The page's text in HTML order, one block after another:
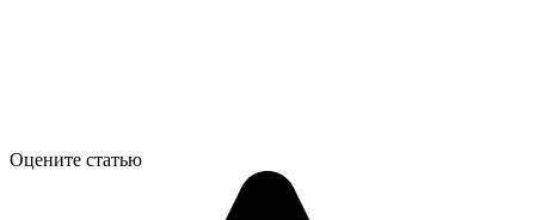
Оцените статью